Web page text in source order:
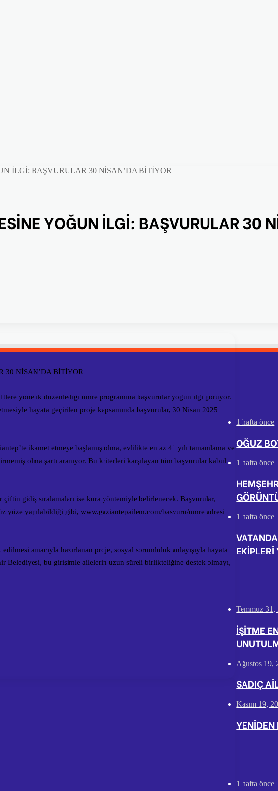
İLGİ: BAŞVURULAR 30 NİSAN’DA BİTİYOR
YOĞUN İLGİ: BAŞVURULAR 30
30 NİSAN’DA BİTİYOR
yönelik düzenlediği umre programına başvurular yoğun ilgi görüyor.
hayata geçirilen proje kapsamında başvurular, 30 Nisan 2025
ikamet etmeye başlamış olma, evlilikte en az 41 yılı tamamlama ve
olma şartı aranıyor. Bu kriterleri karşılayan tüm başvurular kabul
gidiş sıralamaları ise kura yöntemiyle belirlenecek. Başvurular,
yüze yapılabildiği gibi, www.gaziantepailem.com/basvuru/umre adresi
amacıyla hazırlanan proje, sosyal sorumluluk anlayışıyla hayata
Belediyesi, bu girişimle ailelerin uzun süreli birlikteliğine destek olmayı,
1 hafta önce
OĞUZ
1 hafta önce
1 hafta önce
Temmuz 31,
İŞİTME
Ağustos 19,
SADIÇ
Kasım 19,
YENİDEN
1 hafta önce